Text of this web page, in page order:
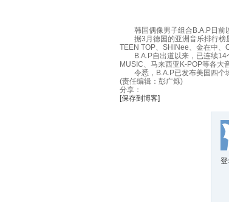
韩国偶像男子组合B.A.P日前以
据3月德国的亚洲音乐排行榜显
TEEN TOP、SHINee、金在中、
B.A.P自出道以来，已连续14
MUSIC、马来西亚K-POP等各大
令悉，B.A.P已发布美国四个城
(责任编辑：彭广烁)
分享：
[保存到博客]
登